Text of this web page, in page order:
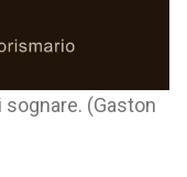
sognare. (Gaston